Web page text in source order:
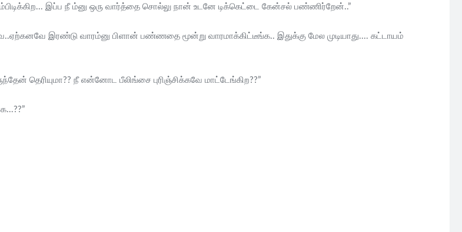
இப்ப நீ ம்னு ஒரு வார்த்தை சொல்லு நான் உடனே டிக்கெட்டை கேன்சல் பண்ணிர்றேன்..”
இரண்டு வாரம்னு பிளான் பண்ணதை மூன்று வாரமாக்கிட்டீங்க.. இதுக்கு மேல முடியாது.... கட்டாயம்
தெரியுமா?? நீ என்னோட பீலிங்சை புரிஞ்சிக்கவே மாட்டேங்கிற??”